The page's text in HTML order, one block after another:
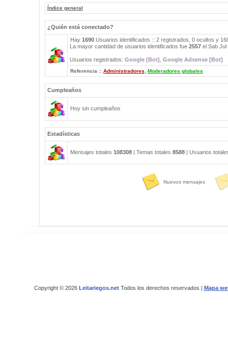
Índice general
¿Quién está conectado?
Hay 1690Usuarios identificados :: 2 registrados, 0 ocultos y
La mayor cantidad de usuarios identificados fue 2557el Sab Jul
Usuarios registrados: Google [Bot] Google Adsense [Bot]
Referencia :: Administradores Moderadores globales
Cumpleaños
Hoy sin cumpleaños
Estadísticas
Mensajes totales 108308| Temas totales 8588| Usuarios
Nuevos mensajes
Copyright © 2026 Leitariegos.netTodos los derechos reservados | Mapa